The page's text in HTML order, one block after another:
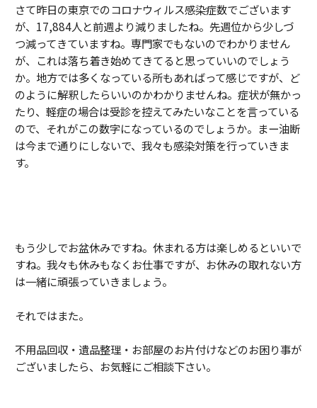
さて昨日の東京でのコロナウィルス感染症数でございます
が、17,884人と前週より減りましたね。先週位から少しづ
つ減ってきていますね。専門家でもないのでわかりません
が、これは落ち着き始めてきてると思っていいのでしょう
か。地方では多くなっている所もあればって感じですが、ど
のように解釈したらいいのかわかりませんね。症状が無かっ
たり、軽症の場合は受診を控えてみたいなことを言っている
ので、それがこの数字になっているのでしょうか。まー油断
は今まで通りにしないで、我々も感染対策を行っていきま
す。
もう少しでお盆休みですね。休まれる方は楽しめるといいで
すね。我々も休みもなくお仕事ですが、お休みの取れない方
は一緒に頑張っていきましょう。
それではまた。
不用品回収・遺品整理・お部屋のお片付けなどのお困り事が
ございましたら、お気軽にご相談下さい。